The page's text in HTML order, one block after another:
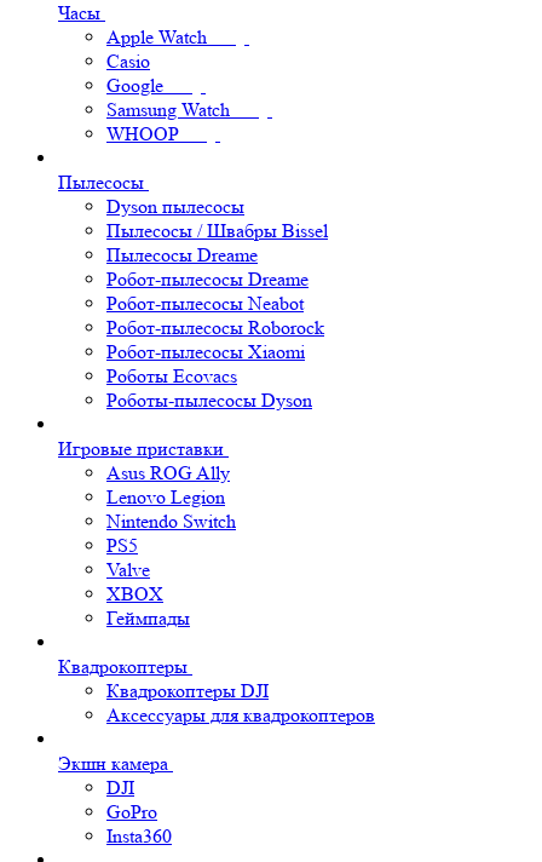
Часы
Apple Watch
Casio
Google
Samsung Watch
WHOOP
Пылесосы
Dyson пылесосы
Пылесосы / Швабры Bissel
Пылесосы Dreame
Робот-пылесосы Dreame
Робот-пылесосы Neabot
Робот-пылесосы Roborock
Робот-пылесосы Xiaomi
Роботы Ecovacs
Роботы-пылесосы Dyson
Игровые приставки
Asus ROG Ally
Lenovo Legion
Nintendo Switch
PS5
Valve
XBOX
Геймпады
Квадрокоптеры
Квадрокоптеры DJI
Аксессуары для квадрокоптеров
Экшн камера
DJI
GoPro
Insta360